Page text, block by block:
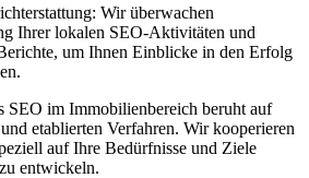
Wir überwachen
Ihrer lokalen SEO-Aktivitäten und
um Ihnen Einblicke in den Erfolg
SEO im Immobilienbereich beruht auf
etablierten Verfahren. Wir kooperieren
auf Ihre Bedürfnisse und Ziele
entwickeln.